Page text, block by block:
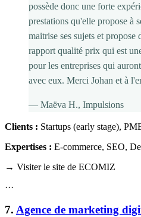
possède donc une forte
prestations qu'elle propose à
maitrise ses sujets et propose
rapport qualité prix qui est
pour les entreprises qui
avec eux. Merci Johan et à
— Maëva H., Impulsions
Clients : Startups (early stage),
Expertises : E-commerce, SEO,
→ Visiter le site de ECOMIZ
···
7. Agence de marketing